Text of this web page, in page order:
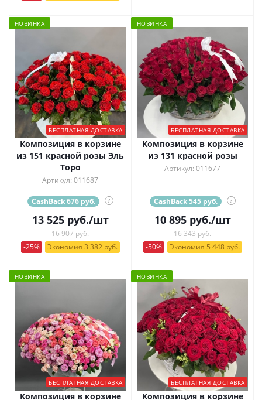
НОВИНКА
БЕСПЛАТНАЯ ДОСТАВКА
Композиция в корзине
из 151 красной розы Эль
Торо
Артикул: 011687
CashBack 676 руб. ?
13 525руб./шт
16 907 руб.
-25%
Экономия 3 382 руб.
НОВИНКА
БЕСПЛАТНАЯ ДОСТАВКА
Композиция в корзине
из 131 красной розы
Артикул: 011677
CashBack 545 руб. ?
10 895руб./шт
16 343 руб.
-50%
Экономия 5 448 руб.
НОВИНКА
БЕСПЛАТНАЯ ДОСТАВКА
Композиция в корзине
НОВИНКА
БЕСПЛАТНАЯ ДОСТАВКА
Композиция в корзине